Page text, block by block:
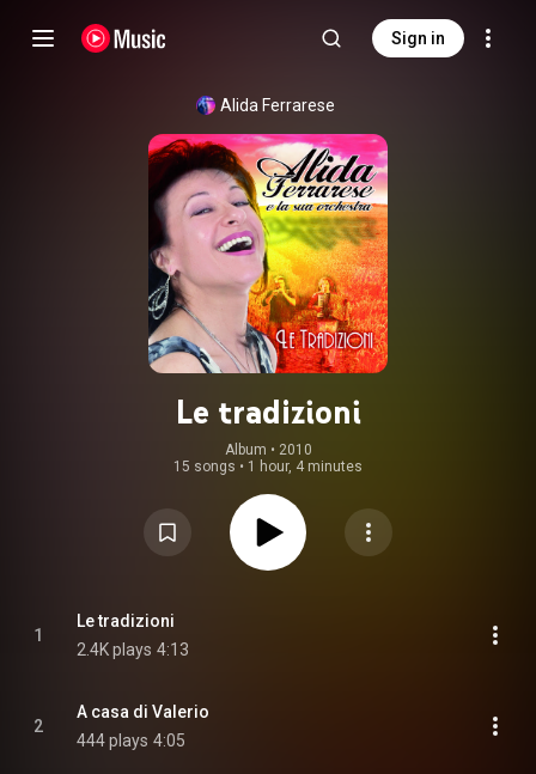
Sign in
Alida Ferrarese
Le tradizioni
Album • 2010
15 songs • 1 hour, 4 minutes
1
Le tradizioni
2.4K plays 4:13
2
A casa di Valerio
444 plays 4:05